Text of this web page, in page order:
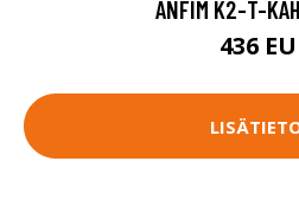
ANFIM K2-T-
436